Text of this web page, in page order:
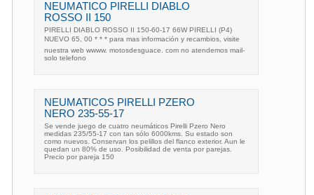
NEUMATICO PIRELLI DIABLO
ROSSO II 150
PIRELLI DIABLO ROSSO II 150-60-17 66W PIRELLI (P4)
NUEVO 65, 00 * * * para mas información y recambios, visite
nuestra web wwww. motosdesguace. com no atendemos mail-
solo telefono
NEUMATICOS PIRELLI PZERO
NERO 235-55-17
Se vende juego de cuatro neumáticos Pirelli Pzero Nero
medidas 235/55-17 con tan sólo 6000kms. Su estado son
como nuevos. Conservan los pelillos del flanco exterior. Aun le
quedan un 80% de uso. Posibilidad de venta por parejas.
Precio por pareja 150